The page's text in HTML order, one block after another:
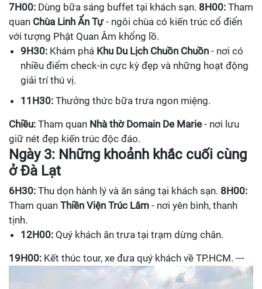
7H00: Dùng bữa sáng buffet tại khách sạn. 8H00: Tham
quan Chùa Linh Ẩn Tự- ngôi chùa có kiến trúc cổ điển
với tượng Phật Quan Âm khổng lồ.
9H30: Khám phá Khu Du Lịch Chuồn Chuồn - nơi có
nhiều điểm check-in cực kỳ đẹp và những hoạt động
giải trí thú vị.
11H30: Thưởng thức bữa trưa ngon miệng.
Chiều: Tham quan Nhà thờ Domain De Marie - nơi lưu
giữ nét đẹp kiến trúc độc đáo.
Ngày 3: Những khoảnh khắc cuối cùng
ở Đà Lạt
6H30: Thu dọn hành lý và ăn sáng tại khách sạn. 8H00:
Tham quan Thiền Viện Trúc Lâm - nơi yên bình, thanh
tịnh.
12H00: Quý khách ăn trưa tại trạm dừng chân.
19H00: Kết thúc tour, xe đưa quý khách về TP.HCM. ---